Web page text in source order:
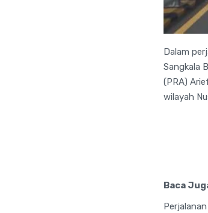
Dalam
Sangkala
(PRA)
wilayah
Baca